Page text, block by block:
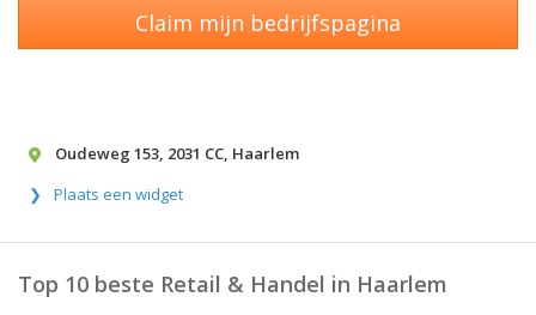
Claim mijn bedrijfspagina
Oudeweg 153, 2031 CC, Haarlem
Plaats een widget
Top 10 beste Retail & Handel in Haarlem